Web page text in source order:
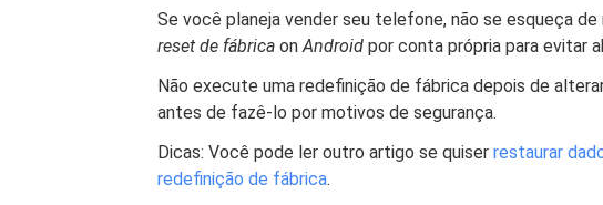
Se você planeja vender seu telefone, não se esqueça
reset de fábrica onAndroid por conta própria para evitar
Não execute uma redefinição de fábrica depois de
antes de fazê-lo por motivos de segurança.
Dicas: Você pode ler outro artigo se quiser restaurar
redefinição de fábrica.